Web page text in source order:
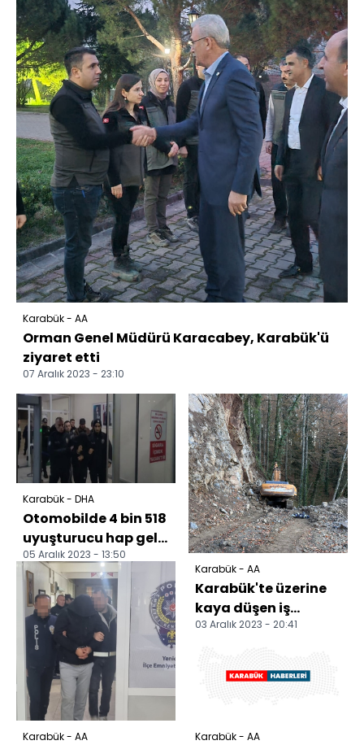
Karabük - AA
Orman Genel Müdürü Karacabey, Karabük'ü
ziyaret etti
07 Aralık 2023 - 23:10
Karabük - DHA
Otomobilde 4 bin 518
uyuşturucu hap gele
geçirildi: 4
tutuklama
05 Aralık 2023 - 13:50
Karabük - AA
Karabük - AA
Karabük'te üzerine
kaya düşen iş
makinesinin
kaybetti
03 Aralık 2023 - 20:41
Karabük - AA